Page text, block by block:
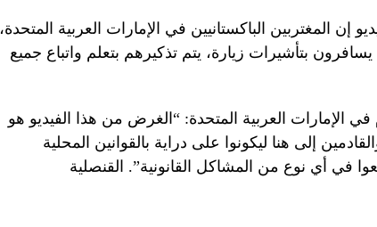
إن المغتربين الباكستانيين في الإمارات العربية المتحدة،
بتأشيرات زيارة، يتم تذكيرهم بتعلم واتباع جميع
الإمارات العربية المتحدة: “الغرض من هذا الفيديو هو
إلى هنا ليكونوا على دراية بالقوانين المحلية
في أي نوع من المشاكل القانونية”. القنصلية